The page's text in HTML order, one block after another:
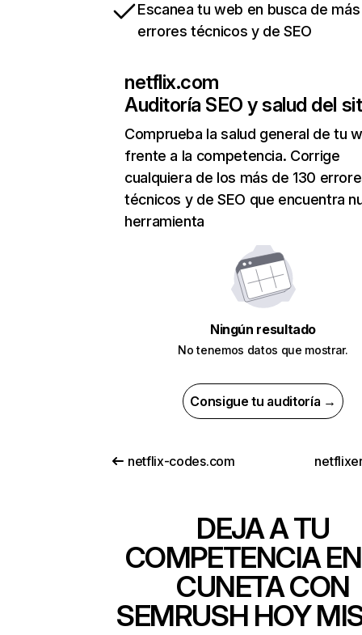
Escanea tu web en busca de
errores técnicos y de SEO
netflix.com
Auditoría SEO y salud del
Comprueba la salud general de tu
frente a la competencia. Corrige
cualquiera de los más de 130
técnicos y de SEO que encuentra
herramienta
Ningún resultado
No tenemos datos que mostrar.
Consigue tu auditoría →
netflix-codes.com
DEJA A TU
COMPETENCIA
CUNETA CON
SEMRUSH HOY